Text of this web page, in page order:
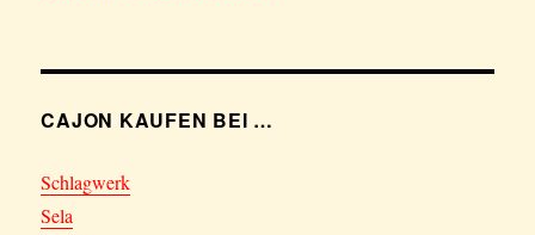
CAJON KAUFEN BEI …
Schlagwerk
Sela